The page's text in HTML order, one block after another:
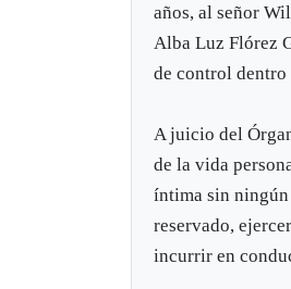
años, al señor
Alba Luz Flórez
de control dentro
A juicio del
de la vida
íntima sin
reservado,
incurrir en